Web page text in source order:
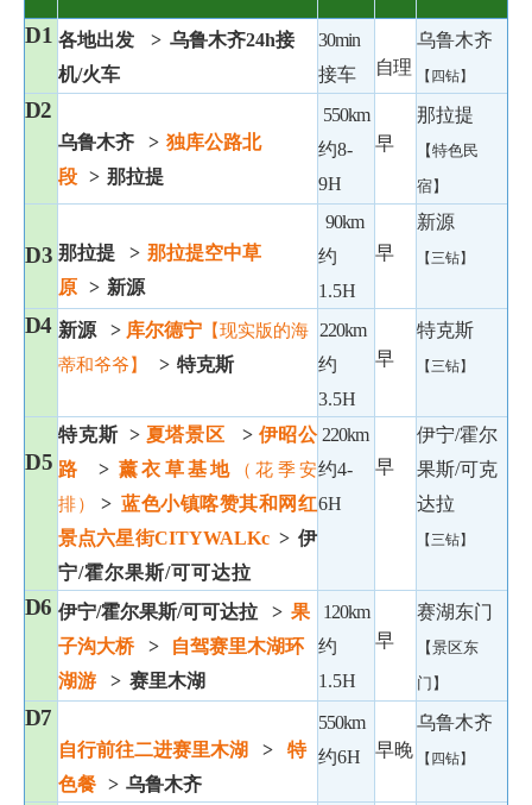
D1 各地出发 > 乌鲁木齐24h接
机/火车
30min
接车
自理
乌鲁木齐
【四钻】
D2
乌鲁木齐 > 独库公路北
段 > 那拉提
550km
约8-
9H
早
那拉提
【特色民
宿】
D3 那拉提 > 那拉提空中草
原 > 新源
90km
约
1.5H
早
新源
【三钻】
D4 新源 > 库尔德宁 【现实版的海
蒂和爷爷】
> 特克斯
220km
约
3.5H
早
特克斯
【三钻】
D5
特克斯> 夏塔景区 > 伊昭公
路
> 薰衣草基地
（花季安
排）
> 蓝色小镇喀赞其和网红
景点六星街CITYWALKc > 伊
宁/霍尔果斯/可可达拉
220km
约4-
6H
早
伊宁/霍尔
果斯/可克
达拉
【三钻】
D6 伊宁/霍尔果斯/可可达拉 > 果
子沟大桥
> 自驾赛里木湖环
湖游
> 赛里木湖
120km
约
1.5H
早
赛湖东门
【景区东
门】
D7
自行前往二进赛里木湖 >
特
色餐 > 乌鲁木齐
550km
约6H 早晚
乌鲁木齐
【四钻】